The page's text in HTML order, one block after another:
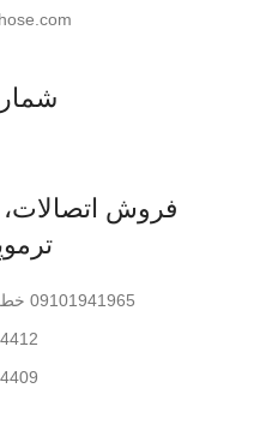
فروش
09101941965 خط ویژه فروش و پشتیبانی